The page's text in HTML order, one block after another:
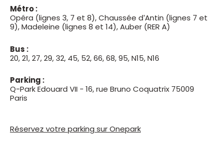
Métro :
Opéra (lignes 3, 7 et 8), Chaussée d’Antin (lignes 7 et
9), Madeleine (lignes 8 et 14), Auber (RER A)
Bus :
20, 21, 27, 29, 32, 45, 52, 66, 68, 95, N15, N16
Parking :
Q-Park Edouard VII - 16, rue Bruno Coquatrix 75009
Paris
Réservez votre parking sur Onepark